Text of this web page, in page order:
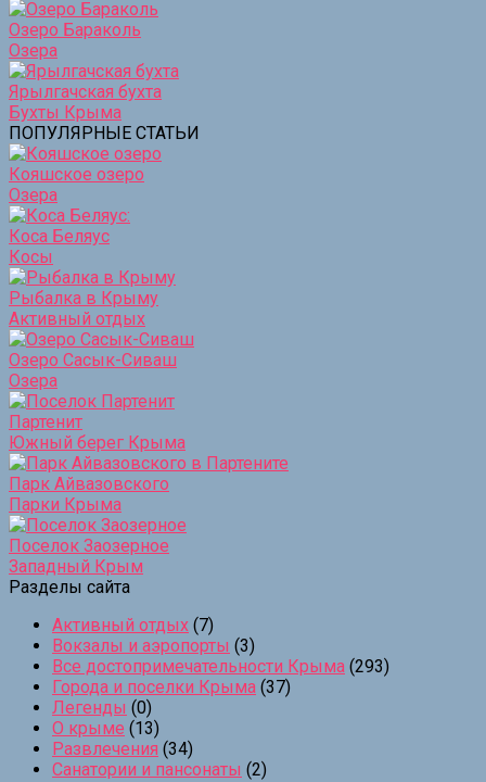
Озеро Бараколь
Озера
Ярылгачская бухта
Бухты Крыма
ПОПУЛЯРНЫЕ СТАТЬИ
Кояшское озеро
Озера
Коса Беляус
Косы
Рыбалка в Крыму
Активный отдых
Озеро Сасык-Сиваш
Озера
Партенит
Южный берег Крыма
Парк Айвазовского
Парки Крыма
Поселок Заозерное
Западный Крым
Разделы сайта
Активный отдых (7)
Вокзалы и аэропорты (3)
Все достопримечательности Крыма (293)
Города и поселки Крыма (37)
Легенды (0)
О крыме (13)
Развлечения (34)
Санатории и пансонаты (2)